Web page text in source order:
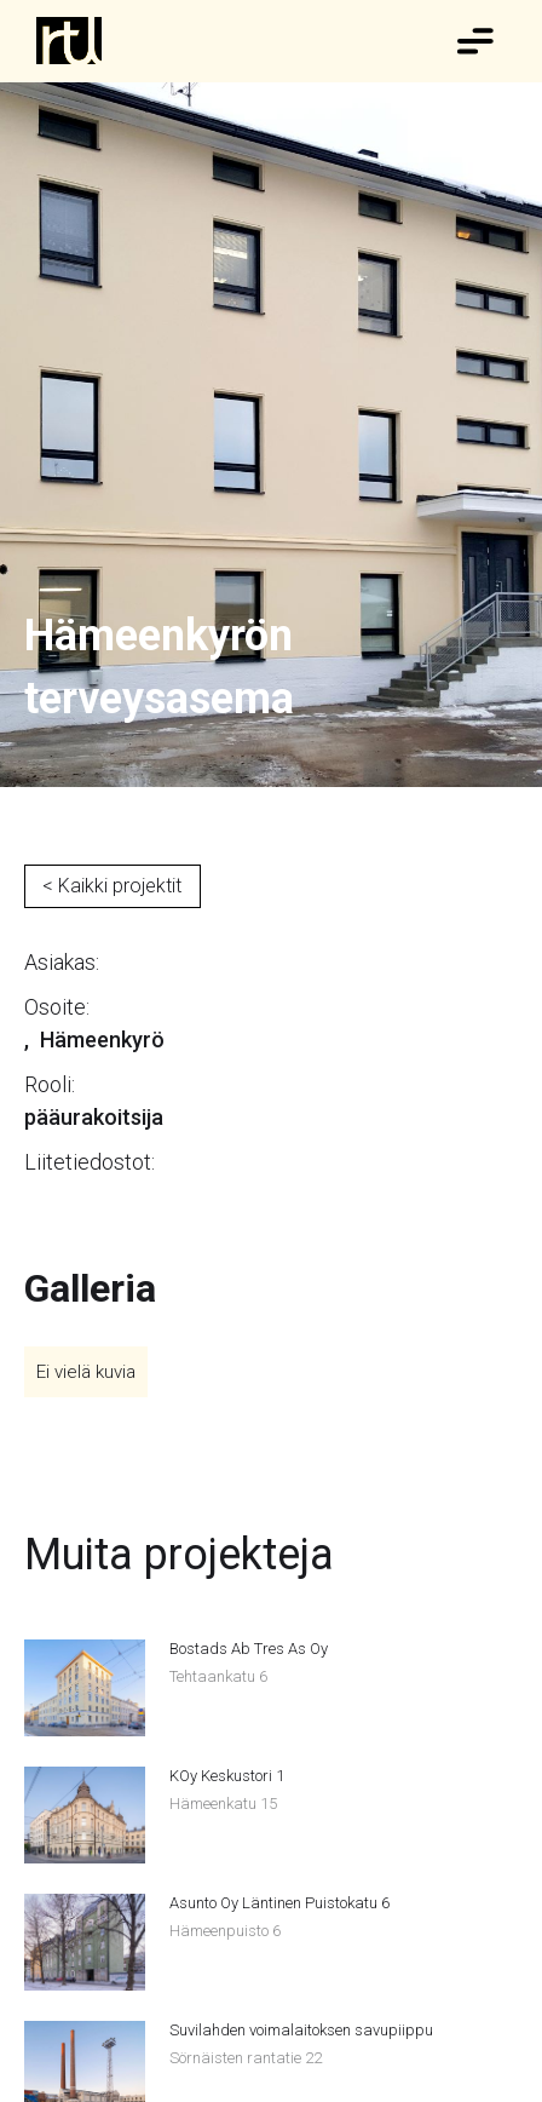
Hämeenkyrön
terveysasema
< Kaikki projektit
Asiakas:
Osoite:
, Hämeenkyrö
Rooli:
pääurakoitsija
Liitetiedostot:
Galleria
Ei vielä kuvia
Muita projekteja
Bostads Ab Tres As Oy
Tehtaankatu 6
KOy Keskustori 1
Hämeenkatu 15
Asunto Oy Läntinen Puistokatu 6
Hämeenpuisto 6
Suvilahden voimalaitoksen savupiippu
Sörnäisten rantatie 22